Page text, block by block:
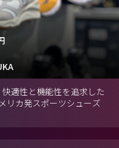
適性と機能性を追求した
リカ発スポーツシューズ